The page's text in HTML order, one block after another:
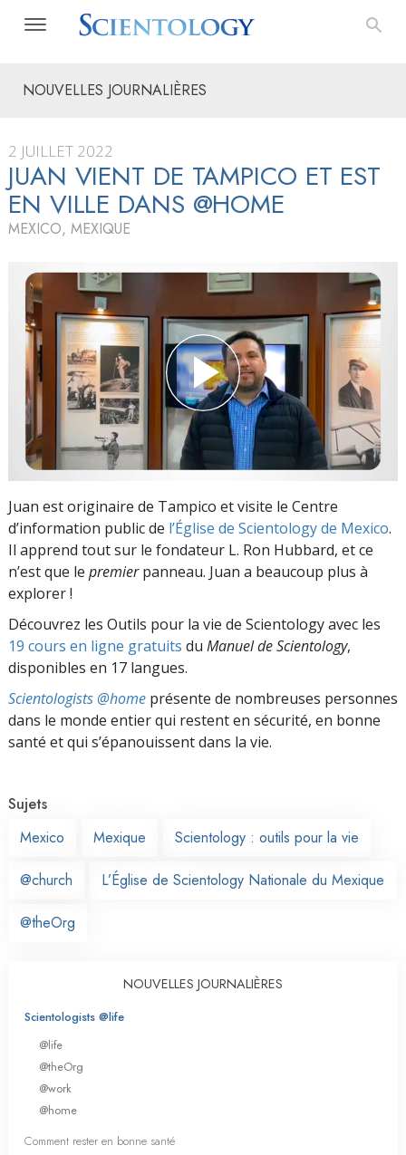
NOUVELLES JOURNALIÈRES
2 JUILLET 2022
JUAN VIENT DE TAMPICO ET EST
EN VILLE DANS @HOME
MEXICO, MEXIQUE
Juan est originaire de Tampico et visite le Centre
d’information public de l’Église de Scientology de Mexico.
Il apprend tout sur le fondateur L. Ron Hubbard, et ce
n’est que le premierpanneau. Juan a beaucoup plus à
explorer !
Découvrez les Outils pour la vie de Scientology avec les
19 cours en ligne gratuits du Manuel de Scientology,
disponibles en 17 langues.
Scientologists @home présente de nombreuses personnes
dans le monde entier qui restent en sécurité, en bonne
santé et qui s’épanouissent dans la vie.
Sujets
Mexico
Mexique Scientology : outils pour la vie
@church L’Église de Scientology Nationale du Mexique
@theOrg
NOUVELLES JOURNALIÈRES
Scientologists @life
@life
@theOrg
@work
@home
Comment rester en bonne santé